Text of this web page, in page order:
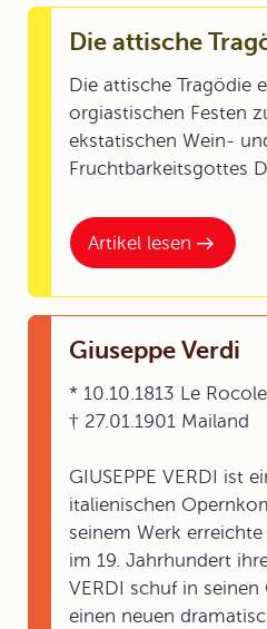
Artikel lesen
Die attische
Die attische Tragödie
orgiastischen Festen
ekstatischen Wein-
Fruchtbarkeitsgottes
Giuseppe Verdi
* 10.10.1813 Le Rocole
† 27.01.1901 Mailand
GIUSEPPE VERDI ist
italienischen
seinem Werk
im 19. Jahrhundert
VERDI schuf in
einen neuen